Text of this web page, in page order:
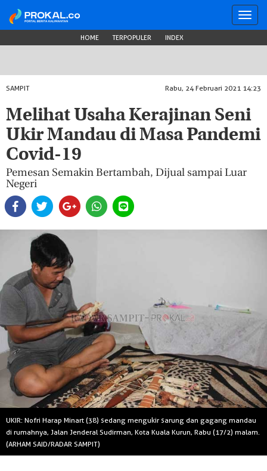
HOME TERPOPULER INDEX
SAMPIT Rabu, 24 Februari 2021 14:23
Melihat Usaha Kerajinan Seni
Ukir Mandau di Masa Pandemi
Covid-19
Pemesan Semakin Bertambah, Dijual sampai Luar
Negeri
UKIR: Nofri Harap Minart (38) sedang mengukir sarung dan gagang mandau
di rumahnya, Jalan Jenderal Sudirman, Kota Kuala Kurun, Rabu (17/2) malam.
(ARHAM SAID/RADAR SAMPIT)